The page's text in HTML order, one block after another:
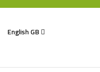
English GB